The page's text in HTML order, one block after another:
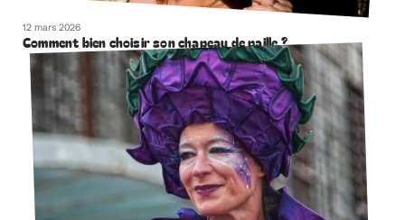
12 mars 2026
Comment bien choisir son chapeau de paille ?